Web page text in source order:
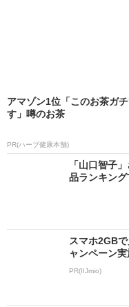
アマゾン1位「このお茶ガ
す」噂のお茶
PR(ハーブ健康本舗)
「山口智子
品ランキン
スマホ2GB
ャンペーン実
PR(IIJmio)